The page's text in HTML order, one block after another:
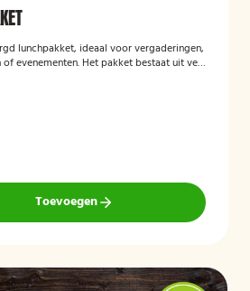
lunchpakket, ideaal voor vergaderingen,
evenementen. Het pakket bestaat uit vers
locatie.
Toevoegen